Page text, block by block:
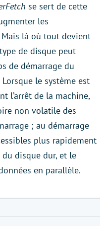
se sert de cette
les
Mais là où tout devient
de disque peut
de démarrage du
le système est
l’arrêt de la machine,
non volatile des
; au démarrage
plus rapidement
disque dur, et le
en parallèle.